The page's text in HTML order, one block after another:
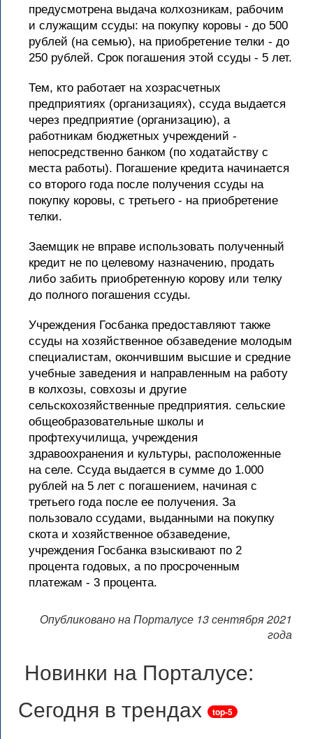
предусмотрена выдача колхозникам, рабочим
и служащим ссуды: на покупку коровы - до 500
рублей (на семью), на приобретение телки - до
250 рублей. Срок погашения этой ссуды - 5 лет.
Тем, кто работает на хозрасчетных
предприятиях (организациях), ссуда выдается
через предприятие (организацию), а
работникам бюджетных учреждений -
непосредственно банком (по ходатайству с
места работы). Погашение кредита начинается
со второго года после получения ссуды на
покупку коровы, с третьего - на приобретение
телки.
Заемщик не вправе использовать полученный
кредит не по целевому назначению, продать
либо забить приобретенную корову или телку
до полного погашения ссуды.
Учреждения Госбанка предоставляют также
ссуды на хозяйственное обзаведение молодым
специалистам, окончившим высшие и средние
учебные заведения и направленным на работу
в колхозы, совхозы и другие
сельскохозяйственные предприятия. сельские
общеобразовательные школы и
профтехучилища, учреждения
здравоохранения и культуры, расположенные
на селе. Ссуда выдается в сумме до 1.000
рублей на 5 лет с погашением, начиная с
третьего года после ее получения. За
пользовало ссудами, выданными на покупку
скота и хозяйственное обзаведение,
учреждения Госбанка взыскивают по 2
процента годовых, а по просроченным
платежам - 3 процента.
Опубликовано на Порталусе 13 сентября 2021
года
Новинки на Порталусе:
Сегодня в трендах
top-5